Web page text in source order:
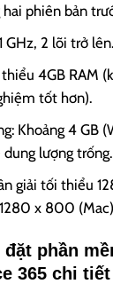
phiên bản
GHz, 2 lõi trở lên.
4GB RAM
tốt hơn).
Khoảng 4 GB
dung lượng trống.
giải tối thiểu
x 800
phần
365 chi tiết